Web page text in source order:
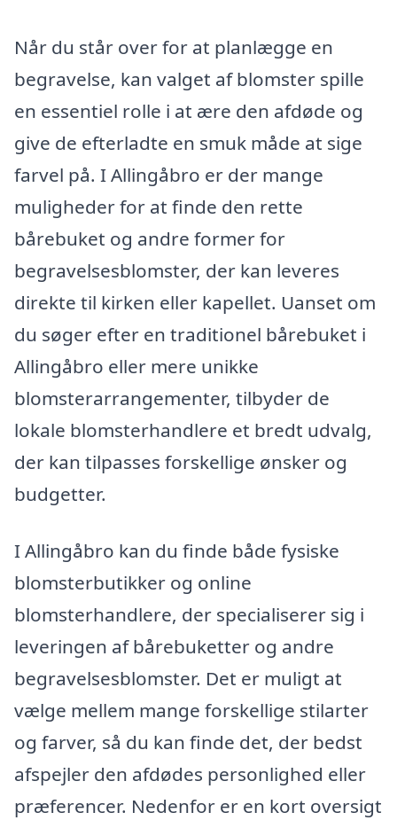
Når du står over for at planlægge en
begravelse, kan valget af blomster spille
en essentiel rolle i at ære den afdøde og
give de efterladte en smuk måde at sige
farvel på. I Allingåbro er der mange
muligheder for at finde den rette
bårebuket og andre former for
begravelsesblomster, der kan leveres
direkte til kirken eller kapellet. Uanset om
du søger efter en traditionel bårebuket i
Allingåbro eller mere unikke
blomsterarrangementer, tilbyder de
lokale blomsterhandlere et bredt udvalg,
der kan tilpasses forskellige ønsker og
budgetter.
I Allingåbro kan du finde både fysiske
blomsterbutikker og online
blomsterhandlere, der specialiserer sig i
leveringen af bårebuketter og andre
begravelsesblomster. Det er muligt at
vælge mellem mange forskellige stilarter
og farver, så du kan finde det, der bedst
afspejler den afdødes personlighed eller
præferencer. Nedenfor er en kort oversigt